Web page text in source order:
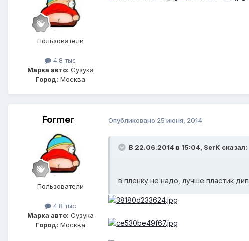
Пользователи
4.8 тыс
Марка авто: Сузука
Город: Москва
Former
Пользователи
4.8 тыс
Марка авто: Сузука
Город: Москва
Опубликовано 25 июня, 2014
В 22.06.2014 в 15:04, SerK сказал:
в пленку не надо, лучше пластик дип,